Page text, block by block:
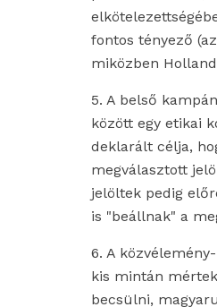
fontos tényező
miközben
5. A belső
között egy etikai
deklarált célja,
megválasztott
jelöltek pedig
is "beállnak" a
6. A
kis mintán
becsülni,